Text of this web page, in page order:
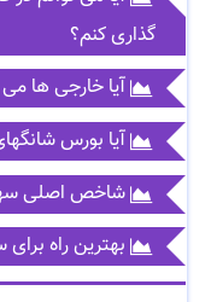
گذاری کنم؟
آیا خارجی ها
آیا بورس
شاخص اصلی
بهترین راه